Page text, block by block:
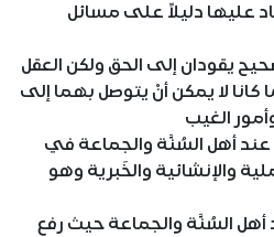
عليها دليلاً على مسائل
يقودان إلى الحق ولكن العقل
لا يمكن أنْ يتوصل بهما إلى
الغيب
عند أهل السُنَّة والجماعة في
والإنشائية والخَبرية وهو
أهل السُنَّة والجماعة حيث رفع